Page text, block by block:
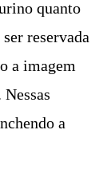
quanto
reservada
a imagem
a